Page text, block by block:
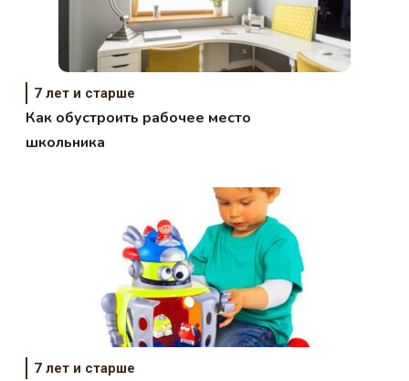
7 лет и старше
Как обустроить рабочее место
школьника
7 лет и старше